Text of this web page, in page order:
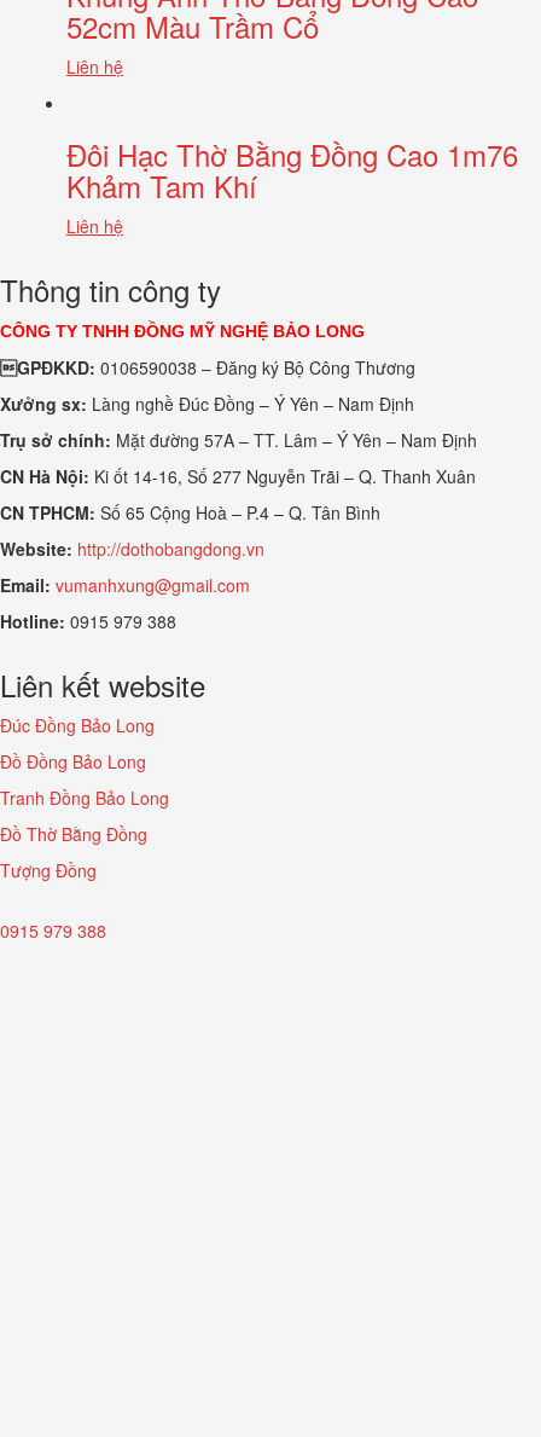
52cm Màu Trầm Cổ
Liên hệ
Đôi Hạc Thờ Bằng Đồng Cao 1m76
Khảm Tam Khí
Liên hệ
Thông tin công ty
CÔNG TY TNHH ĐỒNG MỸ NGHỆ BẢO LONG
GPĐKKD: 0106590038 – Đăng ký Bộ Công Thương
Xưởng sx: Làng nghề Đúc Đồng – Ý Yên – Nam Định
Trụ sở chính: Mặt đường 57A – TT. Lâm – Ý Yên – Nam Định
CN Hà Nội: Ki ốt 14-16, Số 277 Nguyễn Trãi – Q. Thanh Xuân
CN TPHCM: Số 65 Cộng Hoà – P.4 – Q. Tân Bình
Website: http://dothobangdong.vn
Email: vumanhxung@gmail.com
Hotline: 0915 979 388
Liên kết website
Đúc Đồng Bảo Long
Đồ Đồng Bảo Long
Tranh Đồng Bảo Long
Đồ Thờ Bằng Đồng
Tượng Đồng
0915 979 388